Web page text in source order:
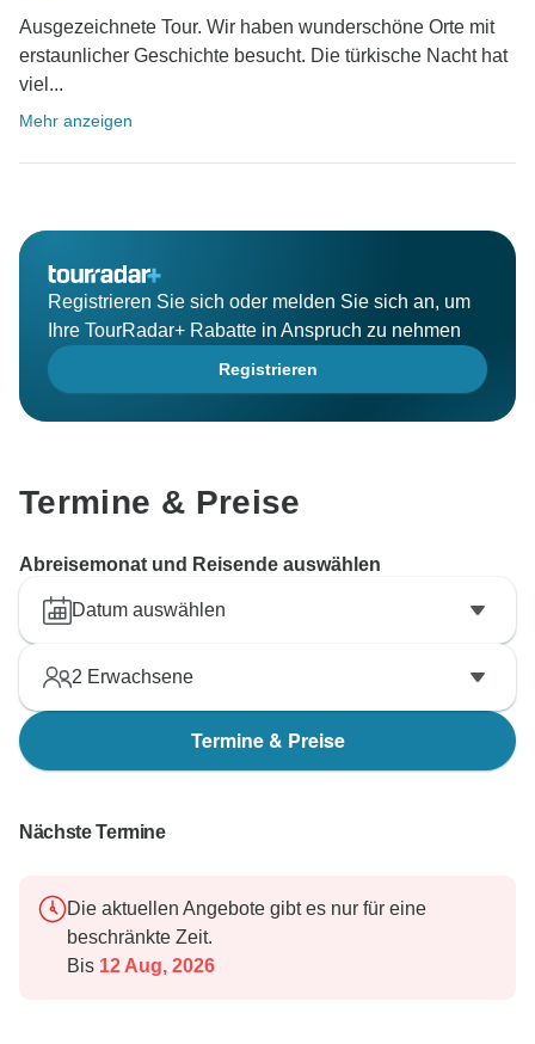
Ausgezeichnete Tour. Wir haben wunderschöne Orte mit
erstaunlicher Geschichte besucht. Die türkische Nacht hat
viel...
Mehr anzeigen
Registrieren Sie sich oder melden Sie sich an, um
Ihre TourRadar+ Rabatte in Anspruch zu nehmen
Registrieren
Termine & Preise
Abreisemonat und Reisende auswählen
Datum auswählen
2 Erwachsene
Termine & Preise
Nächste Termine
Die aktuellen Angebote gibt es nur für eine
beschränkte Zeit.
Bis 12 Aug, 2026